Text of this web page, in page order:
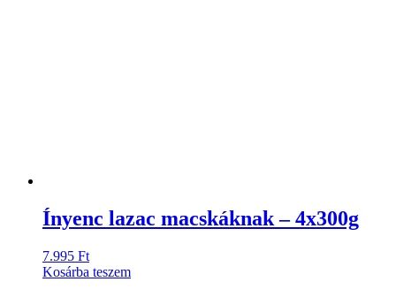
Ínyenc lazac macskáknak – 4x300g
7.995 Ft
Kosárba teszem